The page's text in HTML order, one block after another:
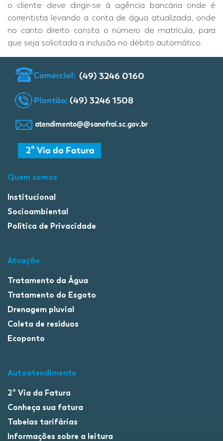
o cliente deve dirigir-se à agência bancária onde é
correntista levando a conta de água atualizada, onde
no canto direito consta o número de matrícula, para
que seja solicitada a inclusão no débito automático.
Quem somos
Institucional
Socioambiental
Política de Privacidade
Atuação
Tratamento da Água
Tratamento do Esgoto
Drenagem pluvial
Coleta de resíduos
Ecoponto
Autoatendimento
2º Via da Fatura
Conheça sua fatura
Tabelas tarifárias
Informações sobre a leitura